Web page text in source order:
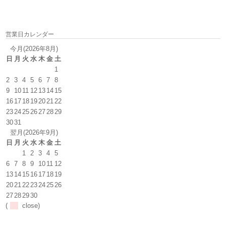
営業日カレンダー
今月(2026年8月)
日 月 火 水 木 金 土
1
2
3 4 5 6 7
8
9
10 11 12 13 14 15
16 17 18 19202122
23242526272829
3031
翌月(2026年9月)
日 月 火 水 木 金 土
1
2 3 4
5
6
7 8 9 10 11 12
13 14 15 16 17 18 19
20212223242526
27282930
(
close)